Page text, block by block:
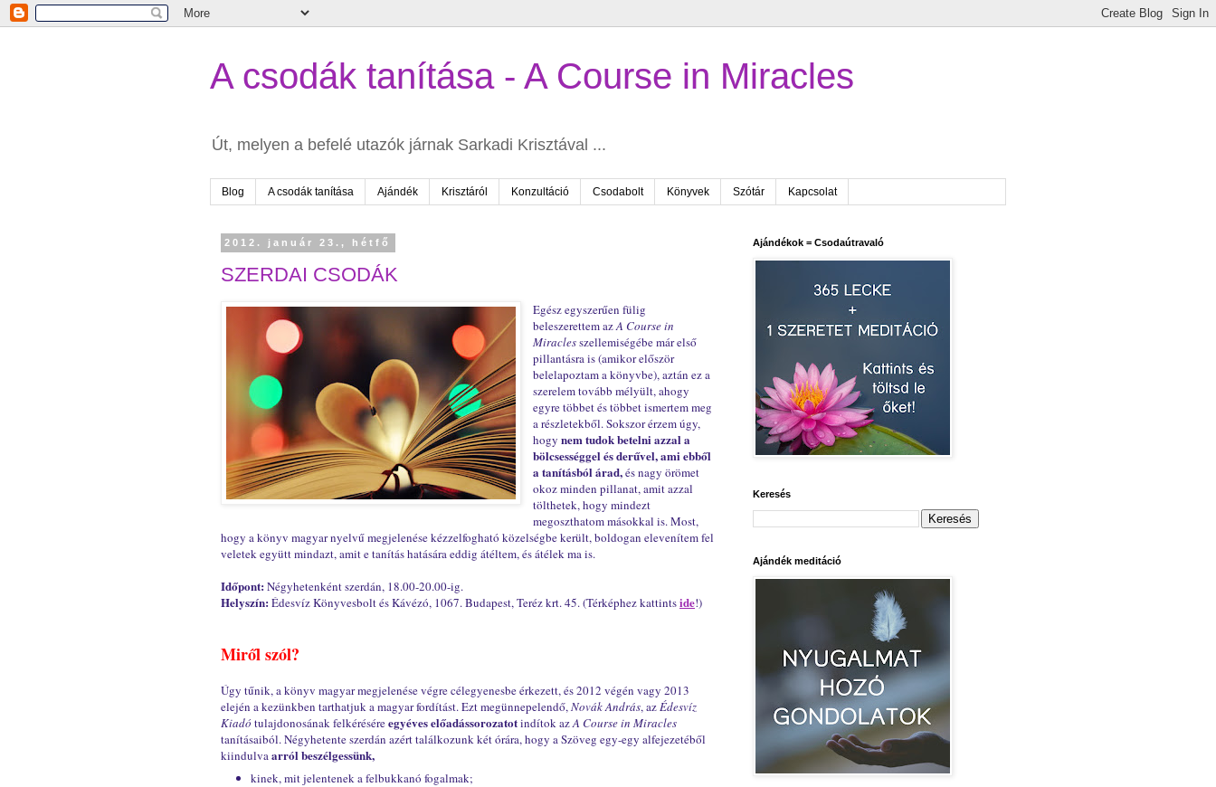
A csodák tanítása - A Course in Miracles
Út, melyen a befelé utazók járnak Sarkadi Krisztával ...
Blog A csodák tanítása Ajándék Krisztáról Konzultáció Csodabolt Könyvek Szótár Kapcsolat
2012. január 23., hétfő
SZERDAI CSODÁK
Egész egyszerűen fülig
beleszerettem azA Course in
Miraclesszellemiségébe már első
pillantásra is (amikor először
belelapoztam a könyvbe), aztán ez a
szerelem tovább mélyült, ahogy
egyre többet és többet ismertem meg
a részletekből. Sokszor érzem úgy,
hogynem tudok betelni azzal a
bölcsességgel és derűvel, ami ebből
a tanításból árad,és nagy örömet
okoz minden pillanat, amit azzal
tölthetek, hogy mindezt
megoszthatom másokkal is. Most,
hogy a könyv magyar nyelvű megjelenése kézzelfogható közelségbe került, boldogan elevenítem fel
veletek együtt mindazt, amit e tanítás hatására eddig átéltem, és átélek ma is.
Időpont: Négyhetenként szerdán, 18.00-20.00-ig.
Helyszín: Édesvíz Könyvesbolt és Kávézó, 1067. Budapest, Teréz krt. 45. (Térképhez kattintside!)
Miről szól?
Úgy tűnik, a könyv magyar megjelenése végre célegyenesbe érkezett, és 2012 végén vagy 2013
elején a kezünkben tarthatjuk a magyar fordítást. Ezt megünnepelendő,Novák András, azÉdesvíz
Kiadó tulajdonosának felkéréséreegyéves előadássorozatotindítok azA Course in Miracles
tanításaiból. Négyhetente szerdán azért találkozunk két órára, hogy a Szöveg egy-egy alfejezetéből
kiindulvaarról beszélgessünk,
kinek, mit jelentenek a felbukkanó fogalmak;
Ajándékok = Csodaútravaló
Keresés
Ajándék meditáció